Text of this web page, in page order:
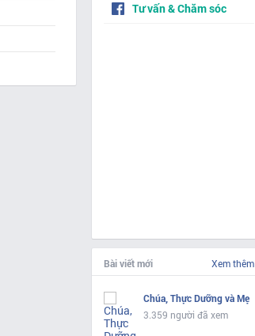
Tư vấn & Chăm sóc
Bài viết mới Xem thêm
Chúa, Thực Dưỡng và Mẹ
3.359 người đã xem